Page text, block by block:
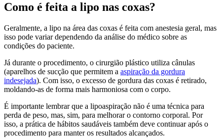
Como é feita a lipo nas coxas?
Geralmente, a lipo na área das coxas é feita com anestesia geral, mas
isso pode variar dependendo da análise do médico sobre as
condições do paciente.
Já durante o procedimento, o cirurgião plástico utiliza cânulas
(aparelhos de sucção que permitem a aspiração da gordura
indesejada). Com isso, o excesso de gordura das coxas é retirado,
moldando-as de forma mais harmoniosa com o corpo.
É importante lembrar que a lipoaspiração não é uma técnica para
perda de peso, mas, sim, para melhorar o contorno corporal. Por
isso, a prática de hábitos saudáveis também deve continuar após o
procedimento para manter os resultados alcançados.